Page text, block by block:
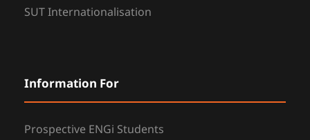
SUT Internationalisation
Information For
Prospective ENGi Students